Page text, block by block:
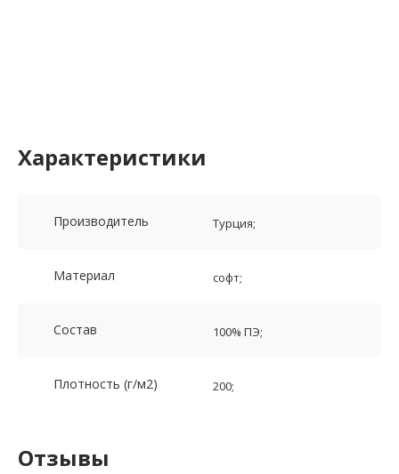
Характеристики
Производитель Турция;
Материал софт;
Состав 100% ПЭ;
Плотность (г/м2) 200;
Отзывы